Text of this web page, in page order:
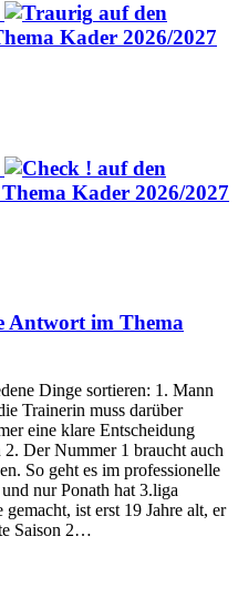
auf den
Kader 2026/2027
auf den
Kader 2026/2027
Antwort im Thema
Dinge sortieren: 1. Mann
Trainerin muss darüber
eine klare Entscheidung
Der Nummer 1 braucht auch
So geht es im professionelle
nur Ponath hat 3.liga
ist erst 19 Jahre alt, er
Saison 2…